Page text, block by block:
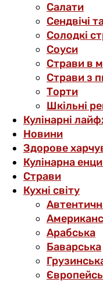
Салати
Сендвічі
Солодкі
Соуси
Страви в
Страви з
Торти
Шкільні
Кулінарні
Новини
Здорове
Кулінарна
Страви
Кухні світу
Арабська
Баварська